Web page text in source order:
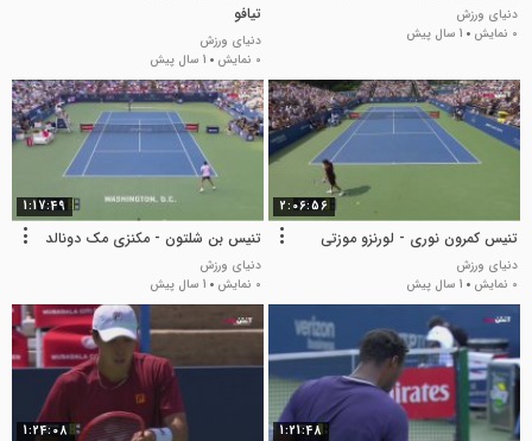
دنیای ورزش
0 نمایش
1 سال پیش
تیافو
دنیای ورزش
0 نمایش
1 سال پیش
2:06:56
تنیس کمرون نوری - لورنزو موزتی
دنیای ورزش
0 نمایش
1 سال پیش
1:17:49
تنیس بن شلتون - مکنزی مک دونالد
دنیای ورزش
0 نمایش
1 سال پیش
1:21:48
1:24:08